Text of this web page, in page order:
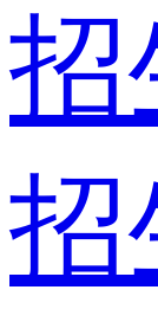
招
招